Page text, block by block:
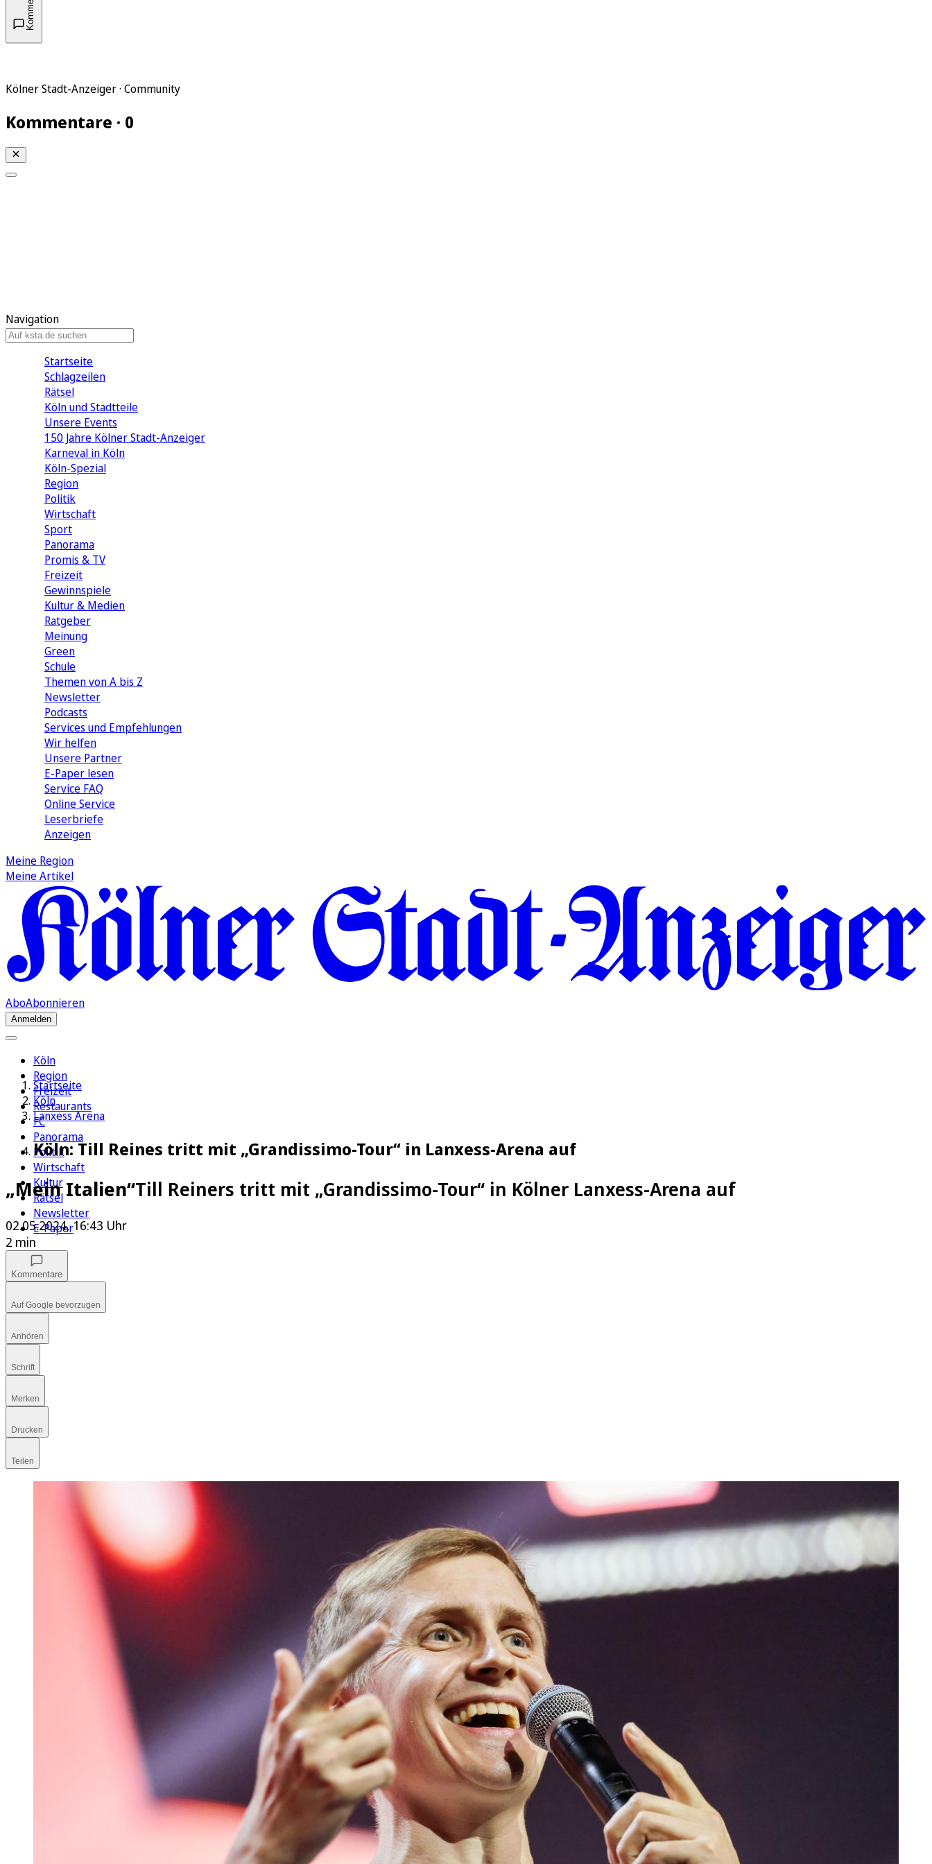
Kölner Stadt-Anzeiger · Community
Kommentare · 0
Navigation
Startseite
Schlagzeilen
Rätsel
Köln und Stadtteile
Unsere Events
150 Jahre Kölner Stadt-Anzeiger
Karneval in Köln
Köln-Spezial
Region
Politik
Wirtschaft
Sport
Panorama
Promis & TV
Freizeit
Gewinnspiele
Kultur & Medien
Ratgeber
Meinung
Green
Schule
Themen von A bis Z
Newsletter
Podcasts
Services und Empfehlungen
Wir helfen
Unsere Partner
E-Paper lesen
Service FAQ
Online Service
Leserbriefe
Anzeigen
Meine Region
Meine Artikel
AboAbonnieren
Anmelden
Köln
Region
Freizeit
Restaurants
FC
Panorama
Politik
Wirtschaft
Kultur
Rätsel
Newsletter
E-Paper
Startseite
Köln
Lanxess Arena
Köln: Till Reines tritt mit „Grandissimo-Tour“ in Lanxess-Arena auf
„Mein Italien“Till Reiners tritt mit „Grandissimo-Tour“ in Kölner Lanxess-Arena auf
02.05.2024, 16:43 Uhr
2 min
Kommentare
Auf Google bevorzugen
Anhören
Schrift
Merken
Drucken
Teilen